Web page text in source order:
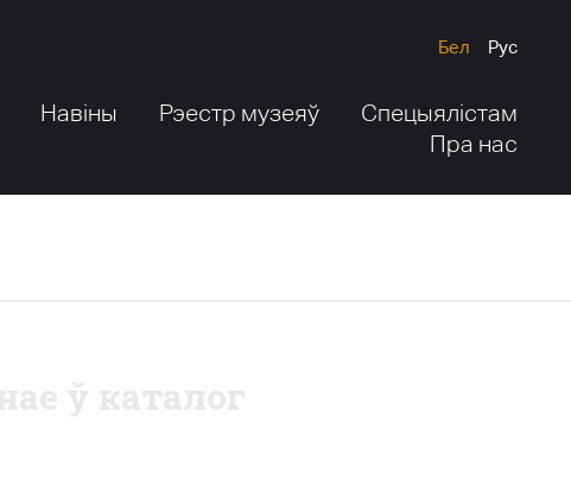
Бел Рус
Навіны Рэестр музеяў
Спецыялістам
Пра нас